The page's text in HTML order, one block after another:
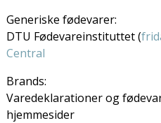
Generiske fødevarer:
DTU Fødevareinstituttet (
Central
Brands:
Varedeklarationer og
hjemmesider